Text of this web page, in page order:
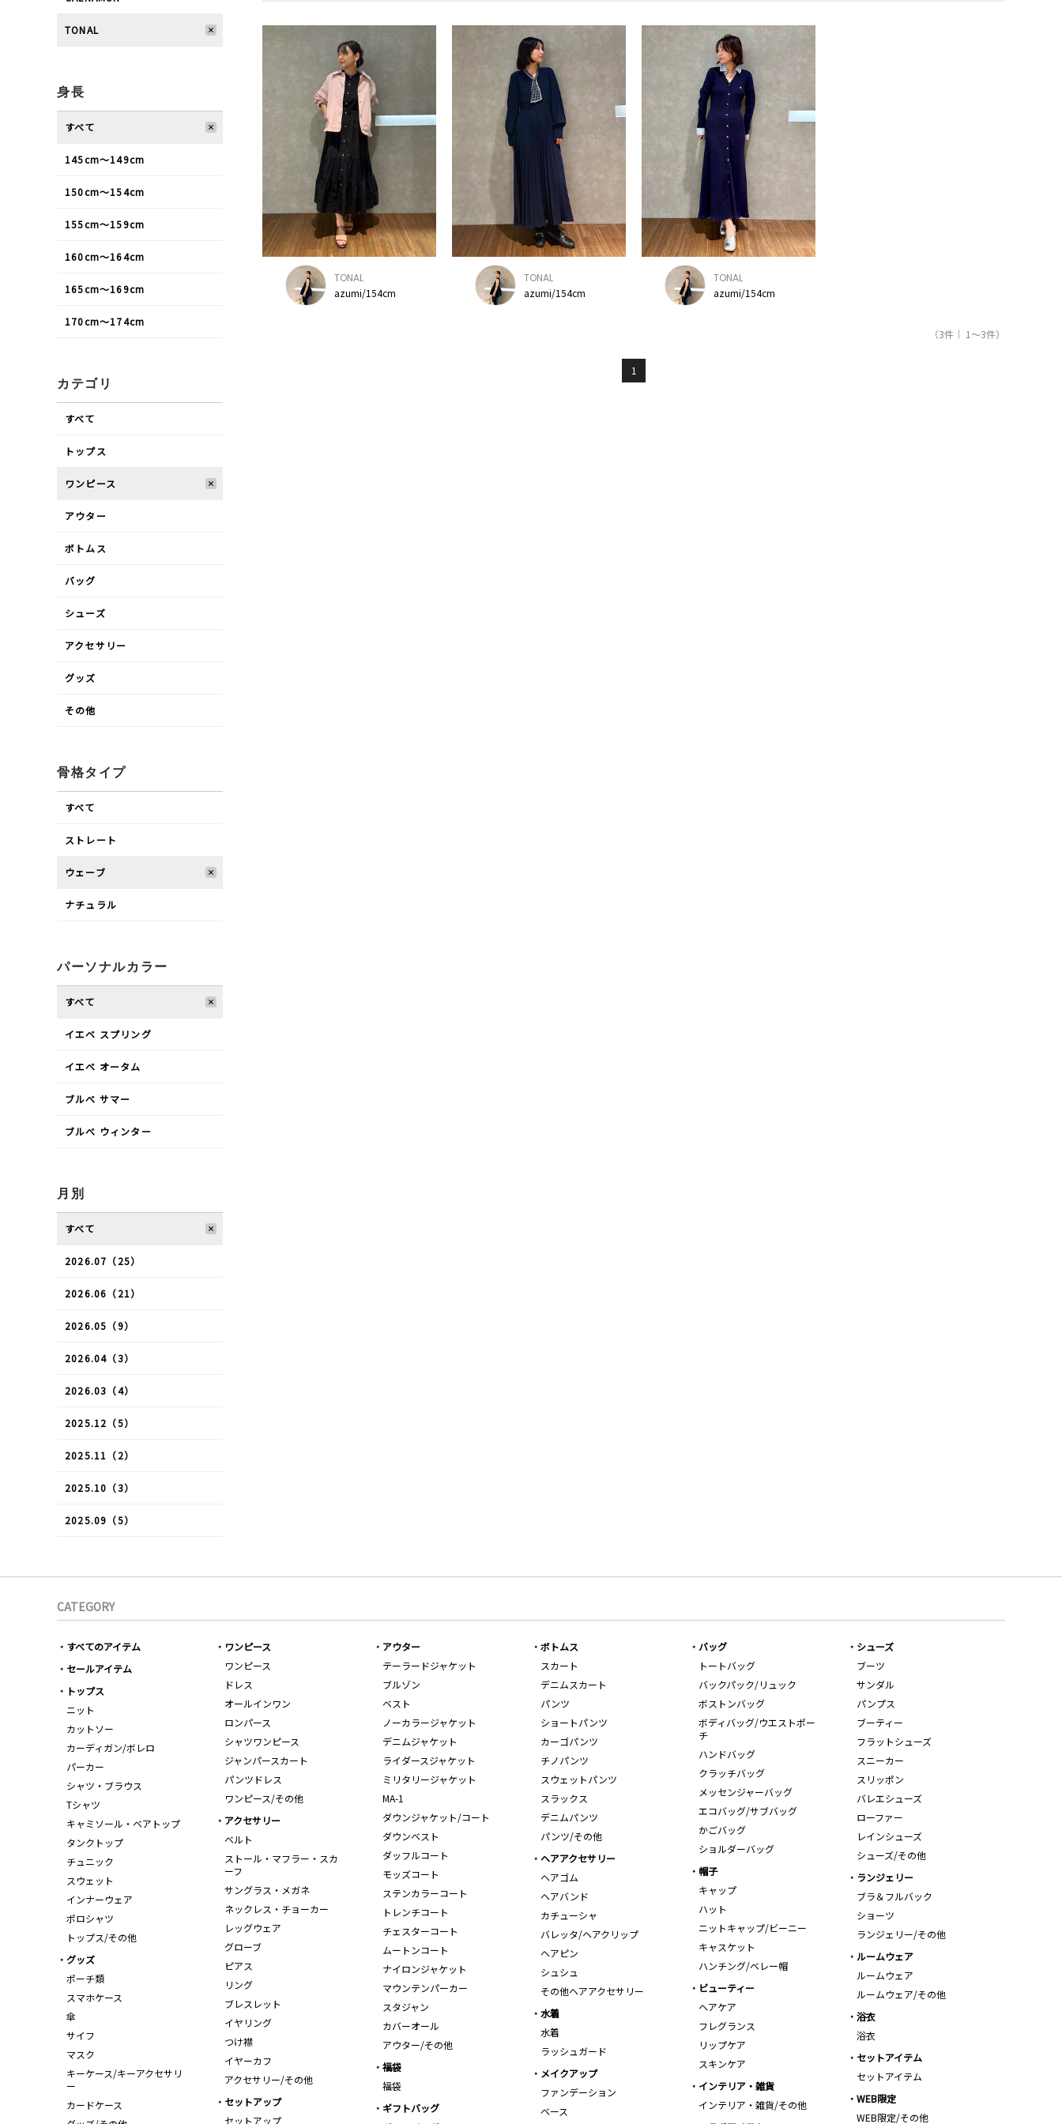
TONAL
azumi/154cm
TONAL
azumi/154cm
TONAL
azumi/154cm
（3件｜ 1～3件）
1
TONAL
身長
すべて
145cm〜149cm
150cm〜154cm
155cm〜159cm
160cm〜164cm
165cm〜169cm
170cm〜174cm
カテゴリ
すべて
トップス
ワンピース
アウター
ボトムス
バッグ
シューズ
アクセサリー
グッズ
その他
骨格タイプ
すべて
ストレート
ウェーブ
ナチュラル
パーソナルカラー
すべて
イエベ スプリング
イエベ オータム
ブルべ サマー
ブルべ ウィンター
月別
すべて
2026.07（25）
2026.06（21）
2026.05（9）
2026.04（3）
2026.03（4）
2025.12（5）
2025.11（2）
2025.10（3）
2025.09（5）
CATEGORY
すべてのアイテム
セールアイテム
トップス
ニット
カットソー
カーディガン/ボレロ
パーカー
シャツ・ブラウス
Tシャツ
キャミソール・ベアトップ
タンクトップ
チュニック
スウェット
インナーウェア
ポロシャツ
トップス/その他
ワンピース
ワンピース
ドレス
オールインワン
ロンパース
シャツワンピース
ジャンパースカート
パンツドレス
ワンピース/その他
アウター
テーラードジャケット
ブルゾン
ベスト
ノーカラージャケット
デニムジャケット
ライダースジャケット
ミリタリージャケット
MA-1
ダウンジャケット/コート
ダウンベスト
ダッフルコート
モッズコート
ステンカラーコート
トレンチコート
チェスターコート
ムートンコート
ナイロンジャケット
マウンテンパーカー
スタジャン
カバーオール
アウター/その他
ボトムス
スカート
デニムスカート
パンツ
ショートパンツ
カーゴパンツ
チノパンツ
スウェットパンツ
スラックス
デニムパンツ
パンツ/その他
バッグ
トートバッグ
バックパック/リュック
ボストンバッグ
ボディバッグ/ウエストポー
チ
ハンドバッグ
クラッチバッグ
メッセンジャーバッグ
エコバッグ/サブバッグ
かごバッグ
ショルダーバッグ
シューズ
ブーツ
サンダル
パンプス
ブーティー
フラットシューズ
スニーカー
スリッポン
バレエシューズ
ローファー
レインシューズ
シューズ/その他
アクセサリー
ベルト
ストール・マフラー・スカ
ーフ
サングラス・メガネ
ネックレス・チョーカー
レッグウェア
グローブ
ピアス
リング
ブレスレット
イヤリング
つけ襟
イヤーカフ
アクセサリー/その他
ヘアアクセサリー
ヘアゴム
ヘアバンド
カチューシャ
バレッタ/ヘアクリップ
ヘアピン
シュシュ
その他ヘアアクセサリー
帽子
キャップ
ハット
ニットキャップ/ビーニー
キャスケット
ハンチング/ベレー帽
ランジェリー
ブラ＆フルバック
ショーツ
ランジェリー/その他
ルームウェア
ルームウェア
ルームウェア/その他
グッズ
ポーチ類
スマホケース
傘
サイフ
マスク
キーケース/キーアクセサリ
ー
カードケース
ビューティー
ヘアケア
フレグランス
リップケア
スキンケア
水着
水着
ラッシュガード
浴衣
浴衣
セットアイテム
セットアイテム
福袋
福袋
メイクアップ
ファンデーション
ベース
インテリア・雑貨
インテリア・雑貨/その他
WEB限定
WEB限定/その他
セットアップ
セットアップ
ギフトバッグ